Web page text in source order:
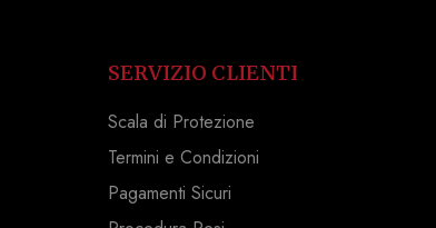
SERVIZIO CLIENTI
Scala di Protezione
Termini e Condizioni
Pagamenti Sicuri